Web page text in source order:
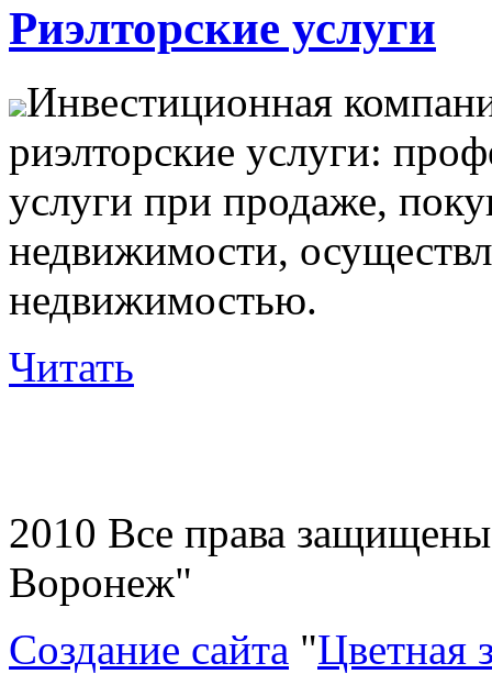
Риэлторские услуги
Инвестиционная
риэлторские услуги:
услуги при продаже,
недвижимости,
недвижимостью.
Читать
2010 Все права
Воронеж"
Создание сайта "Цветная